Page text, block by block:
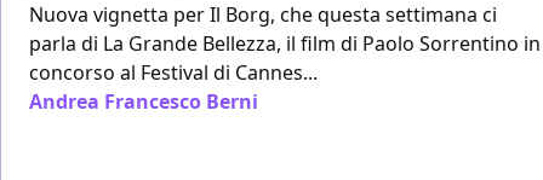
Nuova vignetta per Il Borg, che questa settimana ci
parla di La Grande Bellezza, il film di Paolo Sorrentino in
concorso al Festival di Cannes...
Andrea Francesco Berni